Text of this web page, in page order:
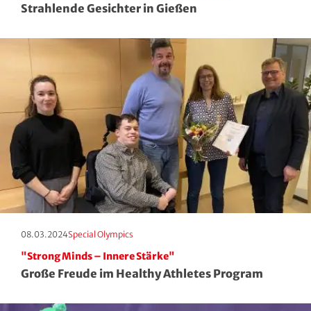
Strahlende Gesichter in Gießen
Erscheinungstag:
08.03.2024
Kategorie: Special Olympics
"Strong Minds – Innere Stärke"
Große Freude im Healthy Athletes Program
Squash
Tanzen
Tauchen
Tischtennis
Turnen